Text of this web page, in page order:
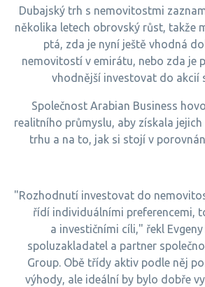
Dubajský trh s nemovitostmi
několika letech obrovský růst, takže
ptá, zda je nyní ještě vhodná
nemovitostí v emirátu, nebo zda je
vhodnější investovat do akcií
Společnost Arabian Business
realitního průmyslu, aby získala
trhu a na to, jak si stojí v
"Rozhodnutí investovat do
řídí individuálními preferencemi,
a investičními cíli," řekl
spoluzakladatel a partner
Group. Obě třídy aktiv podle něj
výhody, ale ideální by bylo dobře